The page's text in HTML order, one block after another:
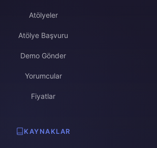
Atölyeler
Atölye Başvuru
Demo Gönder
Yorumcular
Fiyatlar
KAYNAKLAR